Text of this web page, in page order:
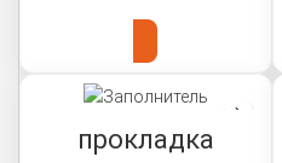
прокладка